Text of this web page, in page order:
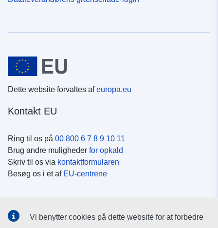
Dette website forvaltes afeuropa.eu
Kontakt EU
Ring til os på 00 800 6 7 8 9 10 11
Brug andre muligheder for opkald
Skriv til os via kontaktformularen
Besøg os i et af EU-centrene
Vi benytter cookies på dette website for at forbedre